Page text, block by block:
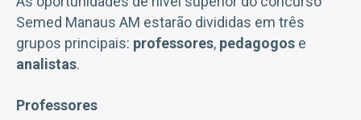
Semed Manaus AM estarão divididas em três
grupos principais: professores, pedagogos e
analistas.
Professores